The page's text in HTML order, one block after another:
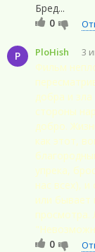
Бред...
0
P PloHish 3
Фильм
добра и
стороны
добро.
как этот,
упрека,
нас всех),
или бывает
просмотра.
0